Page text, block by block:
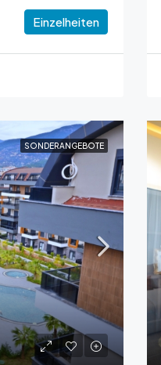
Einzelheiten
SONDERANGEBOTE